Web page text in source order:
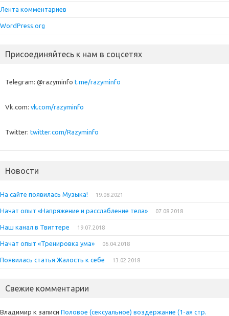
Лента комментариев
WordPress.org
Присоединяйтесь к нам в соцсетях
Telegram: @razyminfo t.me/razyminfo
Vk.com: vk.com/razyminfo
Twitter: twitter.com/Razyminfo
Новости
На сайте появилась Музыка! 19.08.2021
Начат опыт «Напряжение и расслабление тела» 07.08.2018
Наш канал в Твиттере 19.07.2018
Начат опыт «Тренировка ума» 06.04.2018
Появилась статья Жалость к себе 13.02.2018
Свежие комментарии
Владимир к записи Половое (сексуальное) воздержание (1-ая стр.